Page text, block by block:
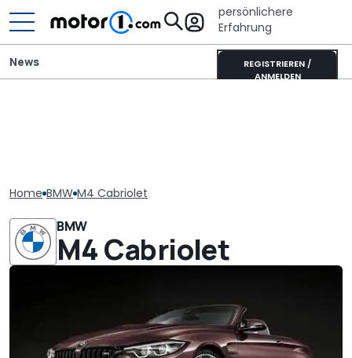
persönlichere
Erfahrung
REGISTRIEREN /
ANMELDEN
News
Home BMW M4 Cabriolet
BMW
M4 Cabriolet